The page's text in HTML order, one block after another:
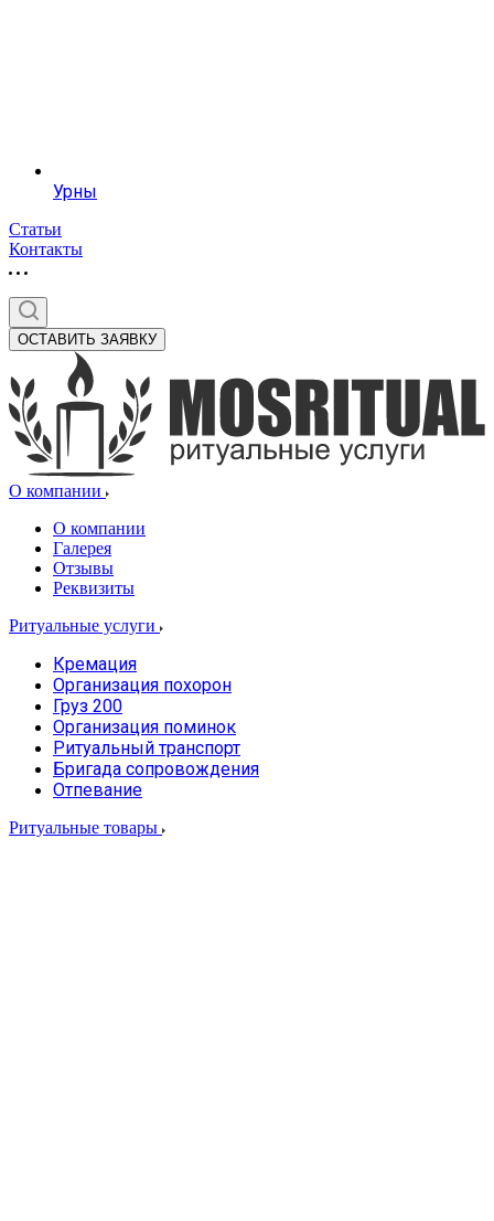
Урны
Статьи
Контакты
ОСТАВИТЬ ЗАЯВКУ
О компании
О компании
Галерея
Отзывы
Реквизиты
Ритуальные услуги
Кремация
Организация похорон
Груз 200
Организация поминок
Ритуальный транспорт
Бригада сопровождения
Отпевание
Ритуальные товары